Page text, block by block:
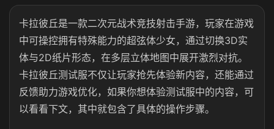
卡拉彼丘是一款二次元战术竞技射击手游，玩家在游戏
中可操控拥有特殊能力的超弦体少女，通过切换3D实
体与2D纸片形态，在多层立体地图中展开激烈对抗。
卡拉彼丘测试服不仅让玩家抢先体验新内容，还能通过
反馈助力游戏优化，如果你想体验测试服中的内容，可
以看看下文，其中就包含了具体的操作步骤。